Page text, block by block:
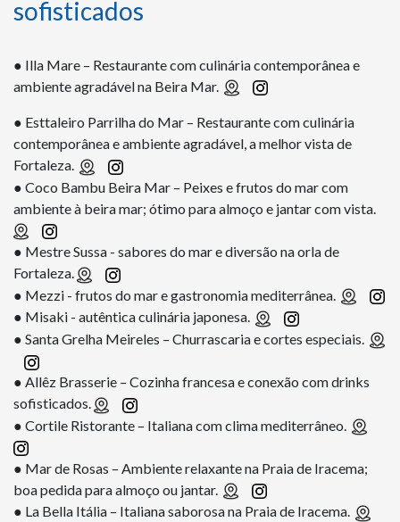
sofisticados
● Illa Mare – Restaurante com culinária contemporânea e
ambiente agradável na Beira Mar.
● Esttaleiro Parrilha do Mar – Restaurante com culinária
contemporânea e ambiente agradável, a melhor vista de
Fortaleza.
● Coco Bambu Beira Mar – Peixes e frutos do mar com
ambiente à beira mar; ótimo para almoço e jantar com vista.
● Mestre Sussa - sabores do mar e diversão na orla de
Fortaleza.
● Mezzi - frutos do mar e gastronomia mediterrânea.
● Misaki - autêntica culinária japonesa.
● Santa Grelha Meireles – Churrascaria e cortes especiais.
● Allêz Brasserie – Cozinha francesa e conexão com drinks
sofisticados.
● Cortile Ristorante – Italiana com clima mediterrâneo.
● Mar de Rosas – Ambiente relaxante na Praia de Iracema;
boa pedida para almoço ou jantar.
● La Bella Itália – Italiana saborosa na Praia de Iracema.